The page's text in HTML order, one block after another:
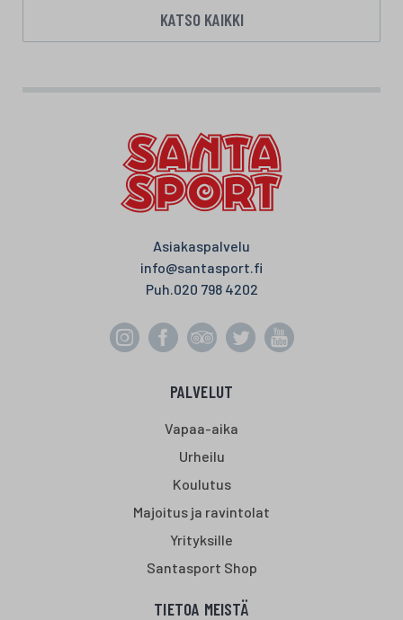
KATSO KAIKKI
Asiakaspalvelu
info@santasport.fi
Puh. 020 798 4202
PALVELUT
Vapaa-aika
Urheilu
Koulutus
Majoitus ja ravintolat
Yrityksille
Santasport Shop
TIETOA MEISTÄ